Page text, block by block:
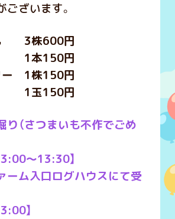
ございます。
も 3株600円
1本150円
ー 1株150円
玉150円
り（さつまいも不作でごめ
～13:30】
ーム入口ログハウスにて受
】